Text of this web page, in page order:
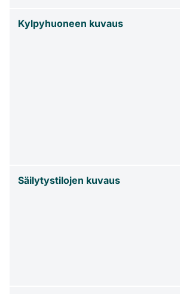
Kylpyhuoneen kuvaus
Säilytystilojen kuvaus